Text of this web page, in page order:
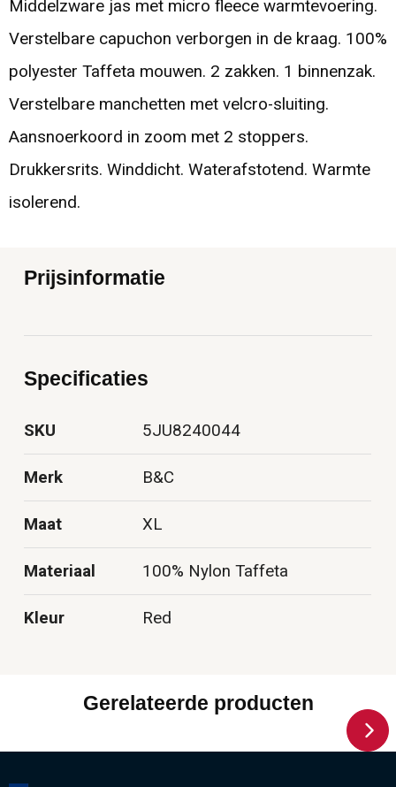
Middelzware jas met micro fleece warmtevoering.
Verstelbare capuchon verborgen in de kraag. 100%
polyester Taffeta mouwen. 2 zakken. 1 binnenzak.
Verstelbare manchetten met velcro-sluiting.
Aansnoerkoord in zoom met 2 stoppers.
Drukkersrits. Winddicht. Waterafstotend. Warmte
isolerend.
Prijsinformatie
Specificaties
SKU 5JU8240044
Merk B&C
Maat XL
Materiaal 100% Nylon Taffeta
Kleur Red
Gerelateerde producten